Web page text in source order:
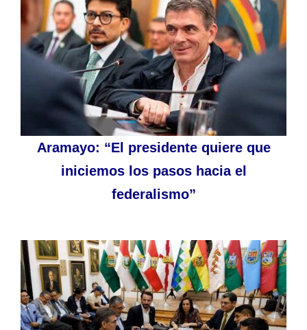
Aramayo: “El presidente quiere que
iniciemos los pasos hacia el
federalismo”